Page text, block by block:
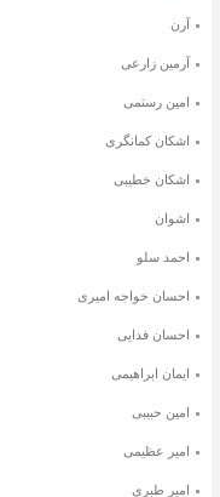
آرن
آرمین زارعی
امین رستمی
اشکان کمانگری
اشکان خطیبی
اشوان
احمد سلو
احسان خواجه امیری
احسان فدایی
ایمان ابراهیمی
امین حبیبی
امیر عظیمی
امیر طبری